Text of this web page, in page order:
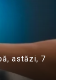
astăzi, 7